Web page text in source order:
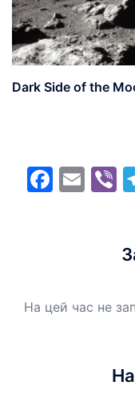
Dark Side of the
На цей час не